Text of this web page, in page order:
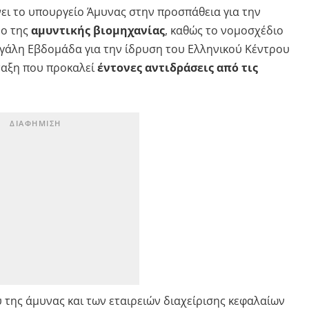
το υπουργείο Άμυνας στην προσπάθεια για την
της αμυντικής βιομηχανίας, καθώς το νομοσχέδιο
Εβδομάδα για την ίδρυση του Ελληνικού Κέντρου
που προκαλείέντονες αντιδράσεις από τις
άμυνας και των εταιρειών διαχείρισης κεφαλαίων